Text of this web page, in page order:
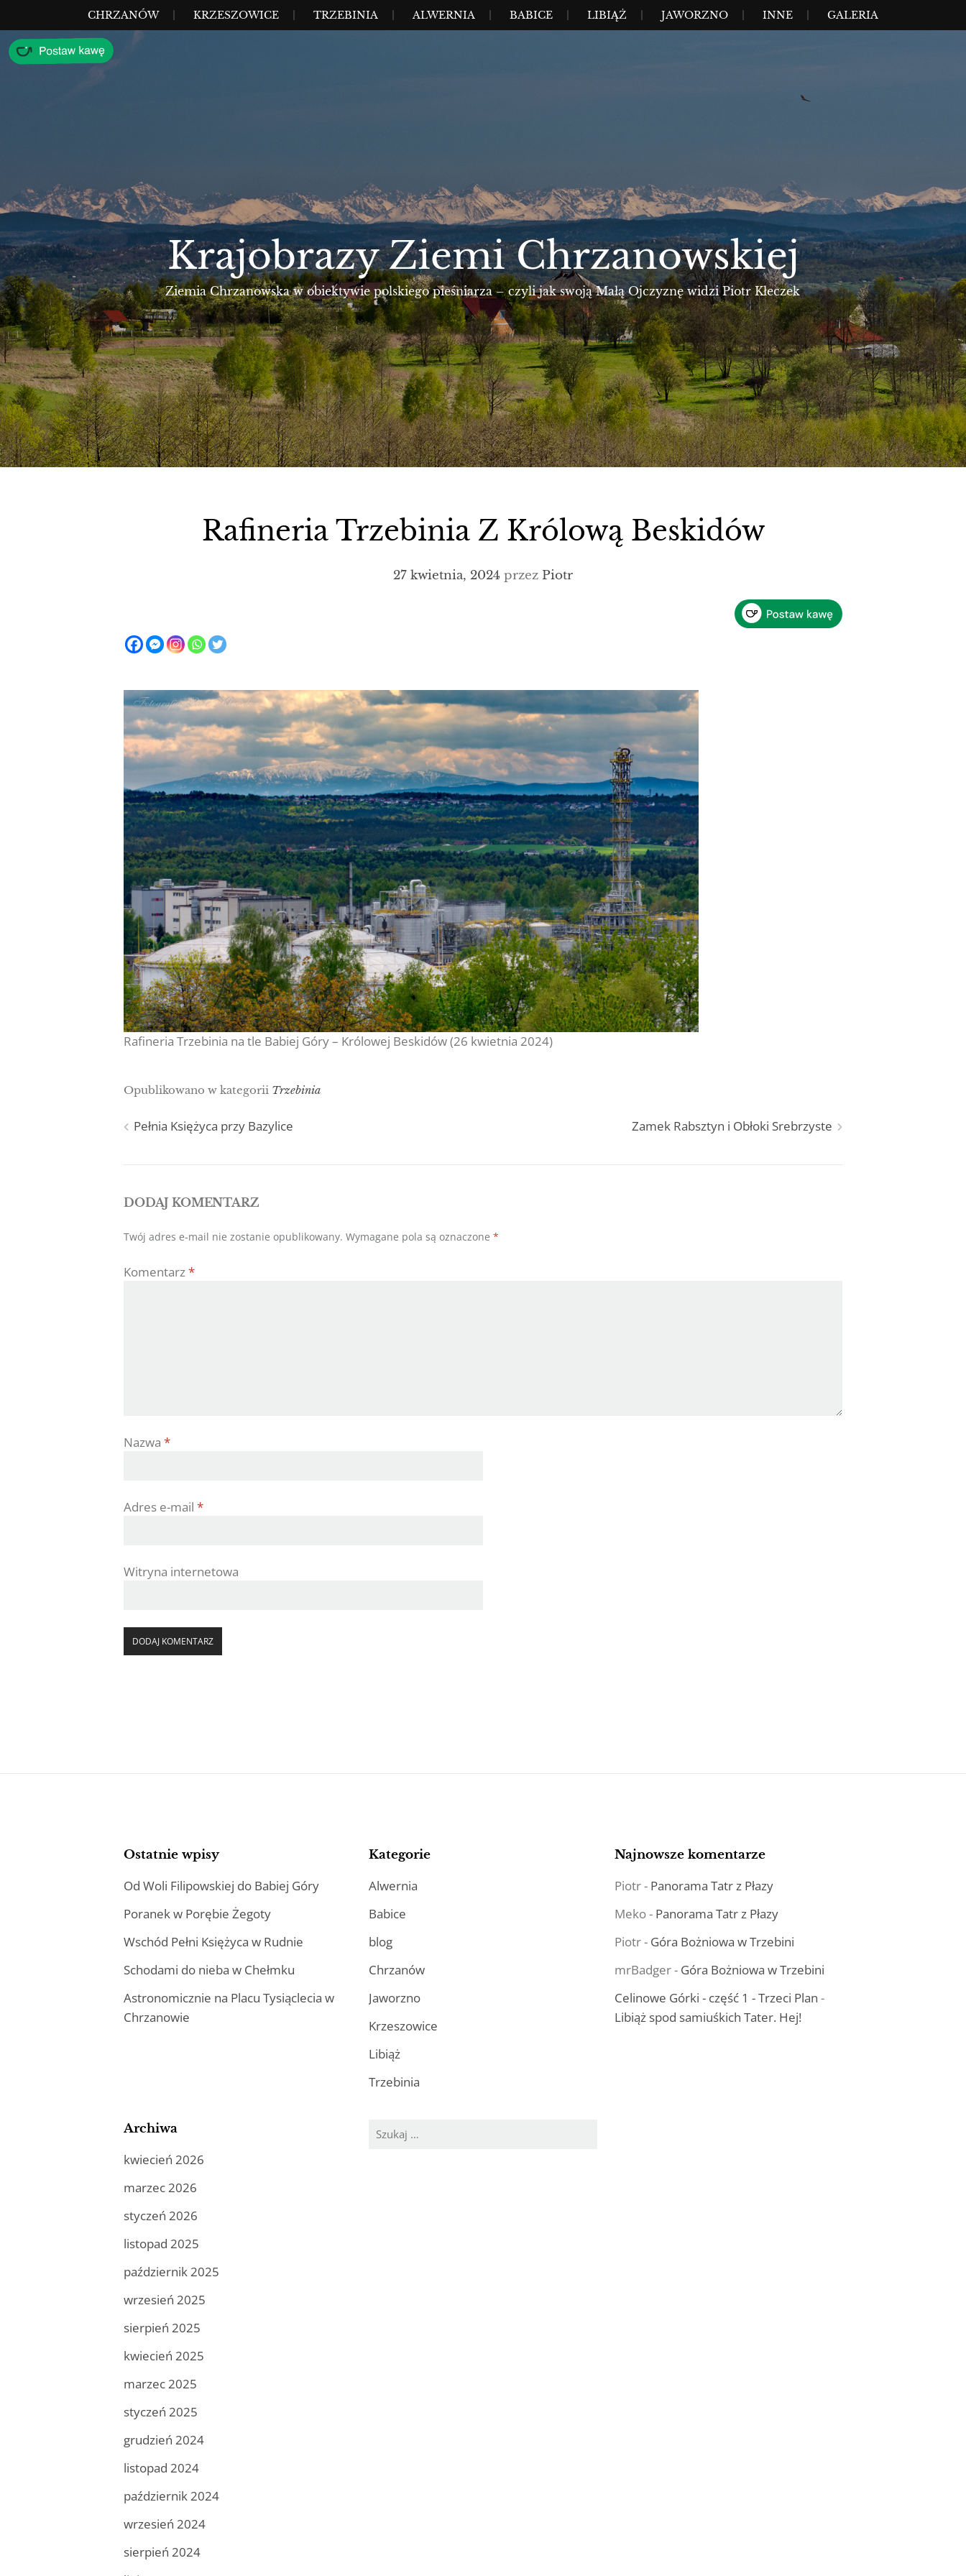
do
treści
CHRZANÓW KRZESZOWICE TRZEBINIA ALWERNIA BABICE LIBIĄŻ JAWORZNO INNE GALERIA
Krajobrazy Ziemi Chrzanowskiej
Ziemia Chrzanowska w obiektywie polskiego pieśniarza – czyli jak swoją Małą Ojczyznę widzi Piotr Kłeczek
Rafineria Trzebinia Z Królową Beskidów
27 kwietnia, 2024 przez Piotr
Rafineria Trzebinia na tle Babiej Góry – Królowej Beskidów (26 kwietnia 2024)
Opublikowano w kategorii Trzebinia
Nawigacja
wpisu
Pełnia Księżyca przy Bazylice Zamek Rabsztyn i Obłoki Srebrzyste
DODAJ KOMENTARZ
Twój adres e-mail nie zostanie opublikowany. Wymagane pola są oznaczone *
Komentarz*
Nazwa *
Adres e-mail *
Witryna internetowa
Ostatnie wpisy
Od Woli Filipowskiej do Babiej Góry
Poranek w Porębie Żegoty
Wschód Pełni Księżyca w Rudnie
Schodami do nieba w Chełmku
Astronomicznie na Placu Tysiąclecia w
Chrzanowie
Kategorie
Alwernia
Babice
blog
Chrzanów
Jaworzno
Krzeszowice
Libiąż
Trzebinia
Najnowsze komentarze
Piotr- Panorama Tatr z Płazy
Meko- Panorama Tatr z Płazy
Piotr- Góra Bożniowa w Trzebini
mrBadger- Góra Bożniowa w Trzebini
Celinowe Górki - część 1 - Trzeci Plan -
Libiąż spod samiuśkich Tater. Hej!
Archiwa
kwiecień 2026
marzec 2026
styczeń 2026
listopad 2025
październik 2025
wrzesień 2025
sierpień 2025
kwiecień 2025
marzec 2025
styczeń 2025
grudzień 2024
listopad 2024
październik 2024
wrzesień 2024
sierpień 2024
Szukaj: